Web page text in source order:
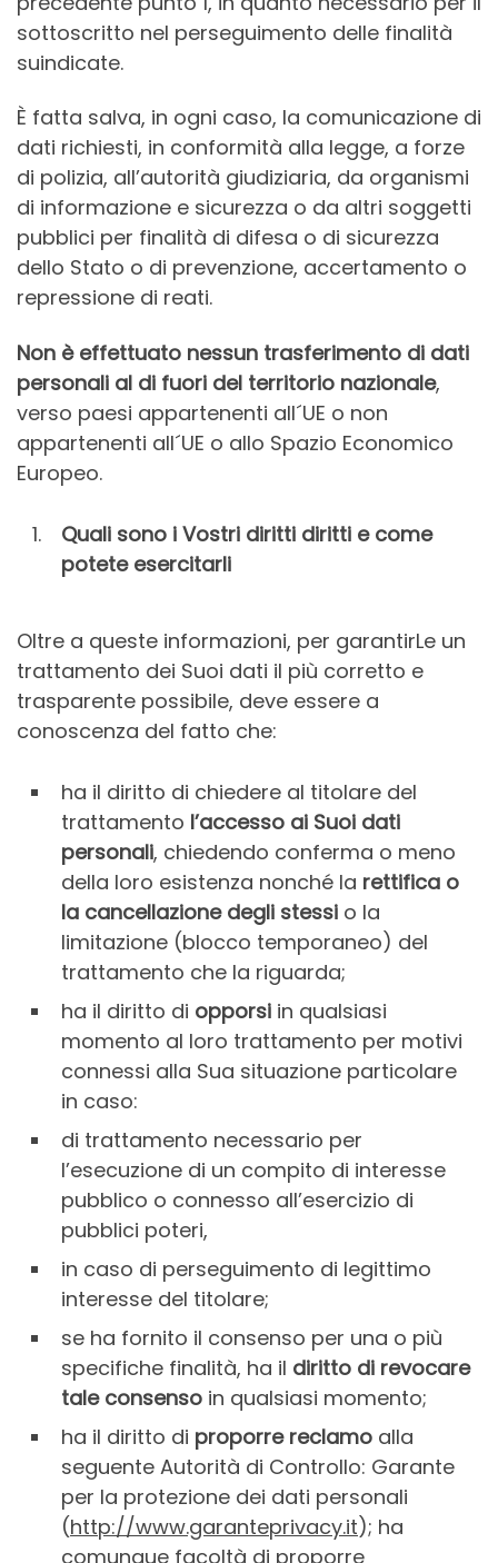
sottoscritto nel perseguimento delle finalità
suindicate.
È fatta salva, in ogni caso, la comunicazione di
dati richiesti, in conformità alla legge, a forze
di polizia, all’autorità giudiziaria, da organismi
di informazione e sicurezza o da altri soggetti
pubblici per finalità di difesa o di sicurezza
dello Stato o di prevenzione, accertamento o
repressione di reati.
Non è effettuato nessun trasferimento di dati
personali al di fuori del territorio nazionale,
verso paesi appartenenti all´UE o non
appartenenti all´UE o allo Spazio Economico
Europeo.
Quali sono i Vostri diritti diritti e come
potete esercitarli
Oltre a queste informazioni, per garantirLe un
trattamento dei Suoi dati il più corretto e
trasparente possibile, deve essere a
conoscenza del fatto che:
ha il diritto di chiedere al titolare del
trattamento l’accesso ai Suoi dati
personali, chiedendo conferma o meno
della loro esistenza nonché la rettifica o
la cancellazione degli stessi o la
limitazione (blocco temporaneo) del
trattamento che la riguarda;
ha il diritto di opporsi in qualsiasi
momento al loro trattamento per motivi
connessi alla Sua situazione particolare
in caso:
di trattamento necessario per
l’esecuzione di un compito di interesse
pubblico o connesso all’esercizio di
pubblici poteri,
in caso di perseguimento di legittimo
interesse del titolare;
se ha fornito il consenso per una o più
specifiche finalità, ha il diritto di revocare
tale consenso in qualsiasi momento;
ha il diritto di proporre reclamo alla
seguente Autorità di Controllo: Garante
per la protezione dei dati personali
(http://www.garanteprivacy.it); ha
comunque facoltà di proporre